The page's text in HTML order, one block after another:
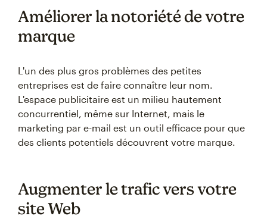
Améliorer la notoriété de votre
marque
L'un des plus gros problèmes des petites
entreprises est de faire connaître leur nom.
L'espace publicitaire est un milieu hautement
concurrentiel, même sur Internet, mais le
marketing par e-mail est un outil efficace pour que
des clients potentiels découvrent votre marque.
Augmenter le trafic vers votre
site Web